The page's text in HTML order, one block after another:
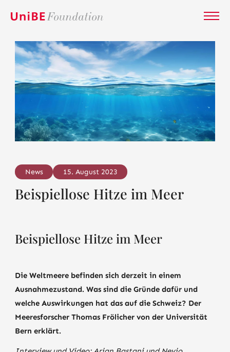
News 15. August 2023
Beispiellose Hitze im Meer
Beispiellose Hitze im Meer
Die Weltmeere befinden sich derzeit in einem
Ausnahmezustand. Was sind die Gründe dafür und
welche Auswirkungen hat das auf die Schweiz? Der
Meeresforscher Thomas Frölicher von der Universität
Bern erklärt.